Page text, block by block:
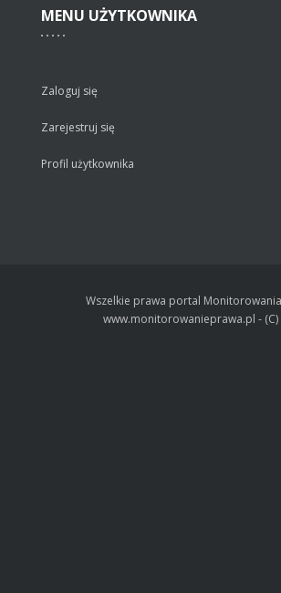
MENU UŻYTKOWNIKA
Zaloguj się
Zarejestruj się
Profil użytkownika
Wszelkie prawa portal
www.monitorowanieprawa.pl - (C)